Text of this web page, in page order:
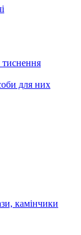
для них
камінчики